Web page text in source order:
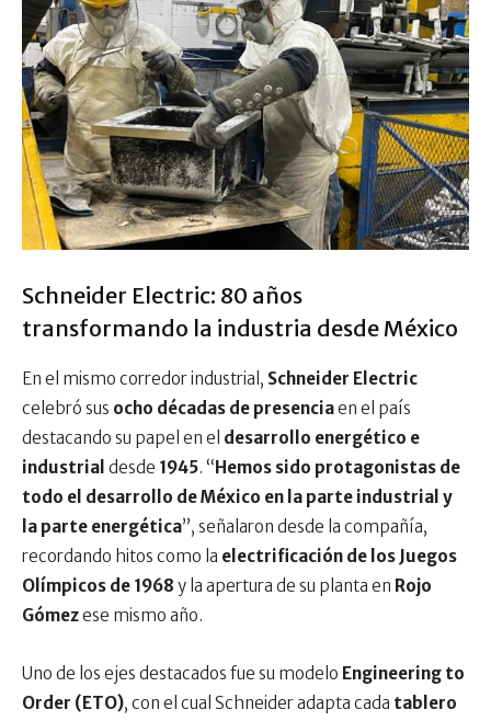
Schneider Electric: 80 años
transformando la industria desde México
En el mismo corredor industrial, Schneider Electric
celebró sus ocho décadas de presenciaen el país
destacando su papel en el desarrollo energético e
industrial desde 1945. “ Hemos sido protagonistas de
todo el desarrollo de México en la parte industrial y
la parte energética”, señalaron desde la compañía,
recordando hitos como la electrificación de los Juegos
Olímpicos de 1968 y la apertura de su planta en Rojo
Gómezese mismo año.
Uno de los ejes destacados fue su modelo Engineering to
Order (ETO), con el cual Schneider adapta cada tablero